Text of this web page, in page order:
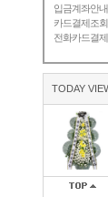
입금계좌안내
카드결제조회
전화카드결제
TODAY